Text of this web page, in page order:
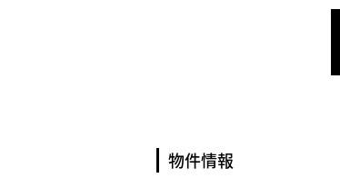
物件情報